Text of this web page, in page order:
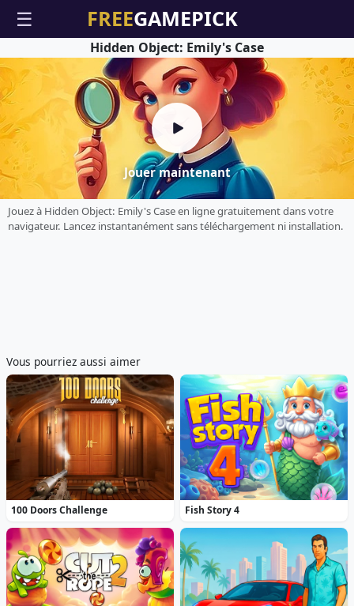
☰
Jouer maintenant
Hidden Object: Emily's Case
Jouez à Hidden Object: Emily's Case en ligne gratuitement dans votre
navigateur. Lancez instantanément sans téléchargement ni installation.
Vous pourriez aussi aimer
100 Doors Challenge Fish Story 4